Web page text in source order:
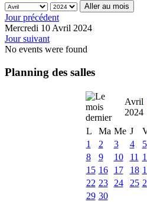
Aller au mois
Jour précédent
Mercredi 10 Avril 2024
Jour suivant
No events were found
Planning des salles
Avril
2024
L
Ma Me J
1
2 3 4 5
8
9 10 11
15 16 17 18
22 23 24 25
29 30